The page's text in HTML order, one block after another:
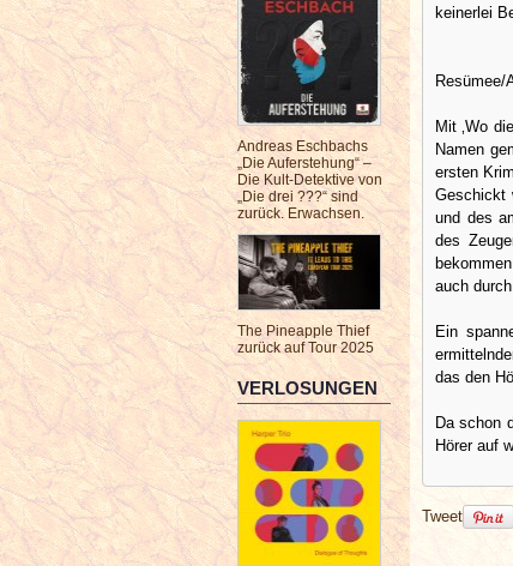
Andreas Eschbachs
„Die Auferstehung“ –
Die Kult-Detektive von
„Die drei ???“ sind
zurück. Erwachsen.
The Pineapple Thief
zurück auf Tour 2025
VERLOSUNGEN
keinerlei
Resümee/
Mit ‚Wo
Namen
ersten
Geschickt
und des
des
auch
Ein
das den
Da schon
Hörer auf
Tweet